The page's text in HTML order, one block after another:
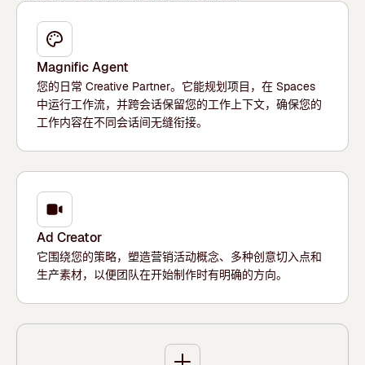
Magnific Agent
您的日常 Creative Partner。它能规划项目，在 Spaces
中运行工作流，并跨会话保留您的工作上下文，确保您的
工作内容在不同会话间无缝衔接。
Ad Creator
它围绕您的策略，塑造营销活动概念、多种创意切入点和
生产素材，以便团队在开始制作时有明确的方向。